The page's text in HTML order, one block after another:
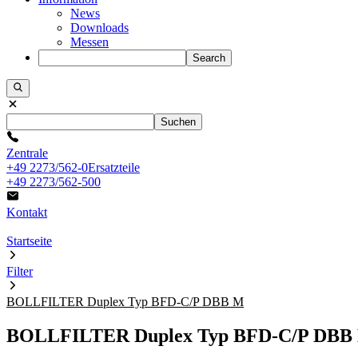
News
Downloads
Messen
Search
Suchen
Zentrale
+49 2273/562-0Ersatzteile
+49 2273/562-500
Kontakt
Startseite
Filter
BOLLFILTER Duplex Typ BFD-C/P DBB M
BOLLFILTER Duplex Typ BFD-C/P DBB